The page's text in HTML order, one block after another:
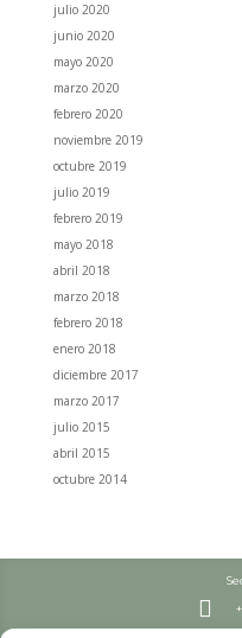
julio 2020
junio 2020
mayo 2020
marzo 2020
febrero 2020
noviembre 2019
octubre 2019
julio 2019
febrero 2019
mayo 2018
abril 2018
marzo 2018
febrero 2018
enero 2018
diciembre 2017
marzo 2017
julio 2015
abril 2015
octubre 2014
